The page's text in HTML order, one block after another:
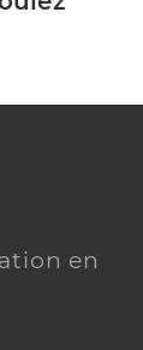
en